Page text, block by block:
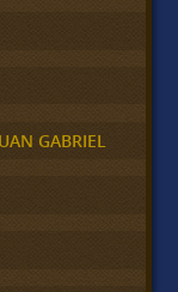
GABRIEL